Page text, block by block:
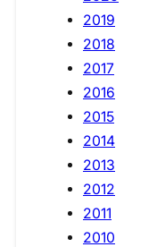
2019
2018
2017
2016
2015
2014
2013
2012
2011
2010